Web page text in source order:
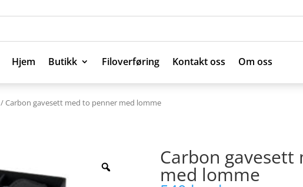
Hjem Butikk Filoverføring Kontakt oss Om oss
Hjem Butikk Filoverføring Kontakt oss Om oss
/ Carbon gavesett med to penner med lomme
Carbon
med lomme